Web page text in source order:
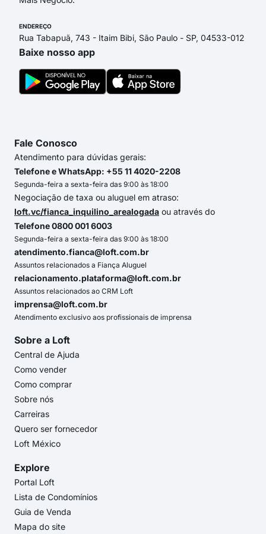
ENDEREÇO
Rua Tabapuã, 743 - Itaim Bibi, São Paulo - SP, 04533-012
Baixe nosso app
Fale Conosco
Atendimento para dúvidas gerais:
Telefone e WhatsApp: +55 11 4020-2208
Segunda-feira a sexta-feira das 9:00 às 18:00
Negociação de taxa ou aluguel em atraso:
loft.vc/fianca_inquilino_arealogada ou através do
Telefone 0800 001 6003
Segunda-feira a sexta-feira das 9:00 às 18:00
atendimento.fianca@loft.com.br
Assuntos relacionados a Fiança Aluguel
relacionamento.plataforma@loft.com.br
Assuntos relacionados ao CRM Loft
imprensa@loft.com.br
Atendimento exclusivo aos profissionais de imprensa
Sobre a Loft
Central de Ajuda
Como vender
Como comprar
Sobre nós
Carreiras
Quero ser fornecedor
Loft México
Explore
Portal Loft
Lista de Condomínios
Guia de Venda
Mapa do site